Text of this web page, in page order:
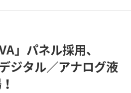
」パネル採用、
ジタル／アナログ液